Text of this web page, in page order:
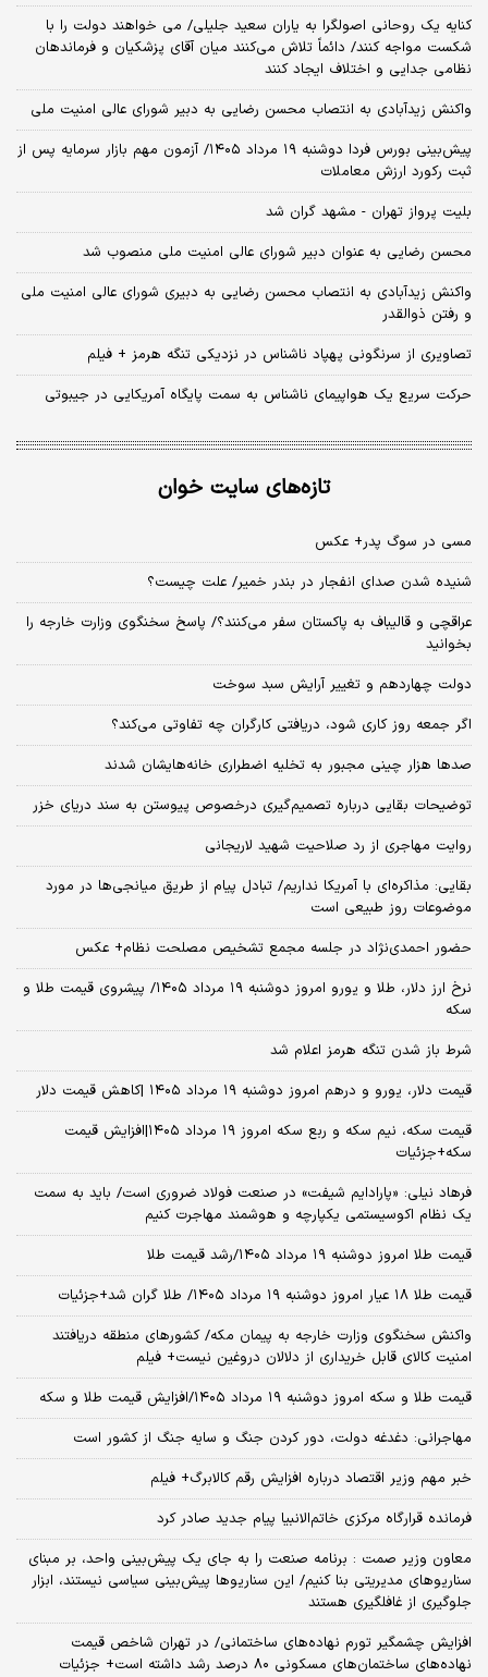
کنایه یک روحانی اصولگرا به یاران سعید جلیلی/ می خواهند دولت را با
شکست مواجه کنند/ دائماً تلاش می‌کنند میان آقای پزشکیان و فرماندهان
نظامی جدایی و اختلاف ایجاد کنند
واکنش زیدآبادی به انتصاب محسن رضایی به دبیر شورای عالی امنیت ملی
​پیش‌بینی بورس فردا دوشنبه ۱۹ مرداد ۱۴۰۵/ آزمون مهم بازار سرمایه پس از
ثبت رکورد ارزش معاملات
بلیت پرواز تهران - مشهد گران شد
محسن رضایی به عنوان دبیر شورای عالی امنیت ملی منصوب شد
واکنش زیدآبادی به انتصاب محسن رضایی به دبیری شورای عالی امنیت ملی
و رفتن ذوالقدر
تصاویری از سرنگونی پهپاد ناشناس در نزدیکی تنگه هرمز + فیلم
حرکت سریع یک هواپیمای ناشناس به سمت پایگاه آمریکایی در جیبوتی
تازه‌های سایت خوان
مسی در سوگ پدر+ عکس
شنیده شدن صدای انفجار در بندر خمیر/ علت چیست؟
عراقچی و قالیباف به پاکستان سفر می‌کنند؟/ پاسخ سخنگوی وزارت خارجه را
بخوانید
دولت چهاردهم و تغییر آرایش سبد سوخت
اگر جمعه روز کاری شود، دریافتی کارگران چه تفاوتی می‌کند؟
صدها هزار چینی مجبور به تخلیه اضطراری خانه‌هایشان شدند
توضیحات بقایی درباره تصمیم‌گیری درخصوص پیوستن به سند دریای خزر
روایت مهاجری از رد صلاحیت شهید لاریجانی
بقایی: مذاکره‌ای با آمریکا نداریم/ تبادل پیام از طریق میانجی‌ها در مورد
موضوعات روز طبیعی است
حضور احمدی‌نژاد در جلسه مجمع تشخیص مصلحت نظام+ عکس
نرخ ارز دلار، طلا و یورو امروز دوشنبه ۱۹ مرداد ۱۴۰۵/ پیشروی قیمت طلا و
سکه
شرط باز شدن تنگه هرمز اعلام شد
قیمت دلار، یورو و درهم امروز دوشنبه ۱۹ مرداد ۱۴۰۵ |کاهش قیمت دلار
قیمت سکه، نیم سکه و ربع سکه امروز ۱۹ مرداد ۱۴۰۵|افزایش قیمت
سکه+جزئیات
فرهاد نیلی: «پارادایم شیفت» در صنعت فولاد ضروری است/ باید به سمت
یک نظام اکوسیستمی یکپارچه و هوشمند مهاجرت کنیم
قیمت طلا امروز دوشنبه ۱۹ مرداد ۱۴۰۵/رشد قیمت طلا
قیمت طلا ۱۸ عیار امروز دوشنبه ۱۹ مرداد ۱۴۰۵/ طلا گران شد+جزئیات
واکنش سخنگوی وزارت خارجه به پیمان مکه/ کشورهای منطقه دریافتند
امنیت کالای قابل خریداری از دلالان دروغین نیست+ فیلم
قیمت طلا و سکه امروز دوشنبه ۱۹ مرداد ۱۴۰۵/افزایش قیمت طلا و سکه
مهاجرانی: دغدغه دولت، دور کردن جنگ و سایه جنگ از کشور است
خبر مهم وزیر اقتصاد درباره افزایش رقم کالابرگ+ فیلم
فرمانده قرارگاه مرکزی خاتم‌الانبیا پیام جدید صادر کرد
معاون وزیر صمت : برنامه صنعت را به جای یک پیش‌بینی واحد، بر مبنای
سناریوهای مدیریتی بنا کنیم/ این سناریوها پیش‌بینی سیاسی نیستند، ابزار
جلوگیری از غافلگیری هستند
افزایش چشمگیر تورم نهاده‌های ساختمانی/ در تهران شاخص قیمت
نهاده‌های ساختمان‌های مسکونی ۸۰ درصد رشد داشته است+ جزئیات